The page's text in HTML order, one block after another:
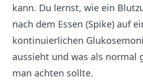
kann. Du lernst, wie ein
nach dem Essen (Spike) auf
kontinuierlichen
aussieht und was als normal
man achten sollte.